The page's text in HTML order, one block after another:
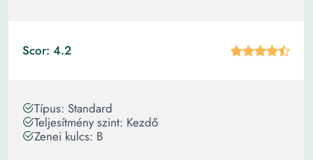
Scor: 4.2
Típus: Standard
Teljesítmény szint: Kezdő
Zenei kulcs: B